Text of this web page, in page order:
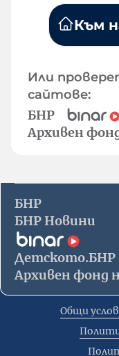
Към
Или
сайтове:
БНР
Архивен
БНР
БНР Новини
Детското.БНР
Архивен фонд
Общи